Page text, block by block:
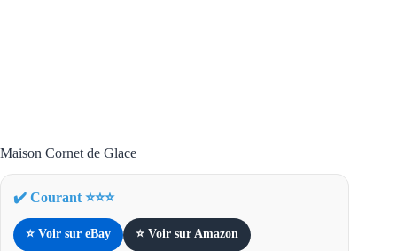
Maison Cornet de Glace
✔️ Courant ⭐⭐⭐
⭐ Voir sur eBay ⭐ Voir sur Amazon